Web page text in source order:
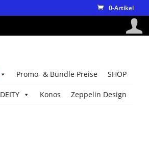
0-Artikel
SHOP
Promo- & Bundle Preise
Zeppelin Design
Konos
DEITY